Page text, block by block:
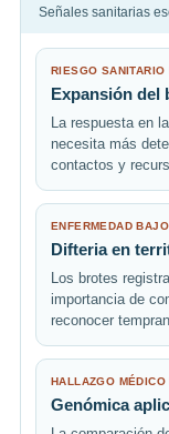
Señales sanitarias
RIESGO SANITARIO
Expansión del
La respuesta en
necesita más
contactos y
ENFERMEDAD
Difteria en
Los brotes
importancia de
reconocer
HALLAZGO MÉDICO
Genómica